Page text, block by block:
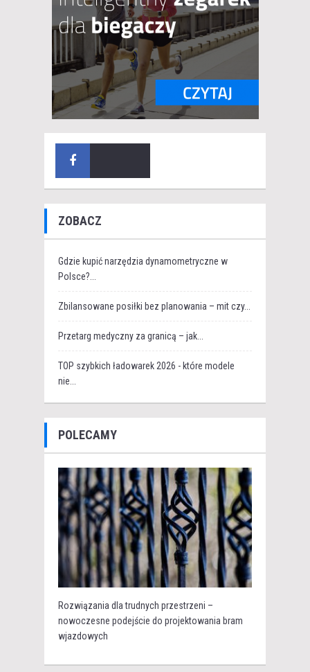
ZOBACZ
Gdzie kupić narzędzia dynamometryczne w
Polsce?...
Zbilansowane posiłki bez planowania – mit czy...
Przetarg medyczny za granicą – jak...
TOP szybkich ładowarek 2026 - które modele
nie...
POLECAMY
Rozwiązania dla trudnych przestrzeni –
nowoczesne podejście do projektowania bram
wjazdowych